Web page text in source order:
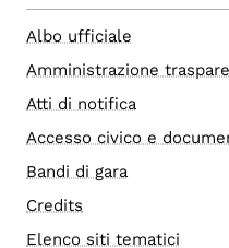
Albo ufficiale
Amministrazione
Atti di notifica
Accesso civico e
Bandi di gara
Credits
Elenco siti tematici